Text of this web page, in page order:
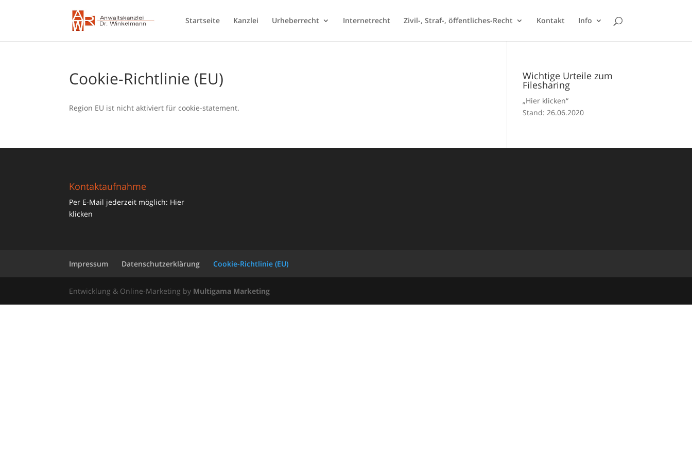
Startseite Kanzlei Urheberrecht Internetrecht Zivil-, Straf-, öffentliches-Recht Kontakt Info
Cookie-Richtlinie (EU)
Region EU ist nicht aktiviert für cookie-statement.
Wichtige Urteile zum
Filesharing
„Hier klicken“
Stand: 26.06.2020
Kontaktaufnahme
Per E-Mail jederzeit möglich: Hier
klicken
Impressum Datenschutzerklärung Cookie-Richtlinie (EU)
Entwicklung & Online-Marketing by Multigama Marketing